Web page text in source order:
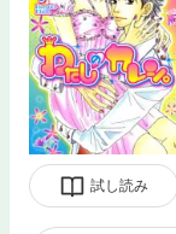
試し読み